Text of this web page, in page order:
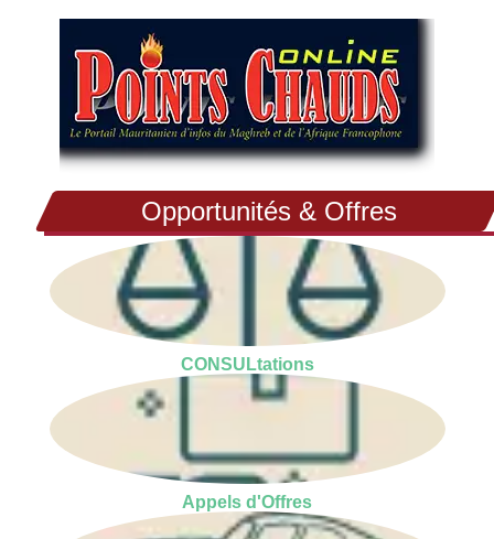
Opportunités & Offres
CONSULtations
Appels d'Offres